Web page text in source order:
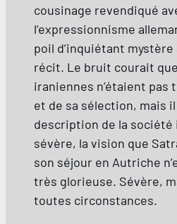
cousinage revendiqué
l’expressionnisme
poil d’inquiétant
récit. Le bruit courait
iraniennes n’étaient pas
et de sa sélection, mais
description de la société
sévère, la vision que
son séjour en Autriche
très glorieuse. Sévère,
toutes circonstances.